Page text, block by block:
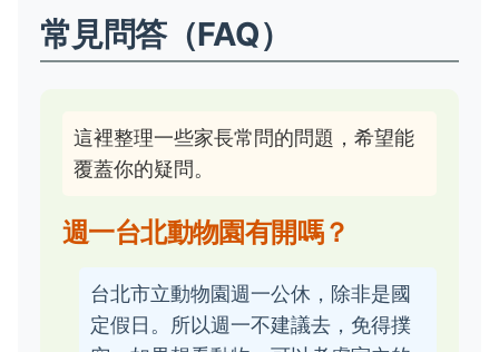
常見問答（FAQ）
這裡整理一些家長常問的問題，希望能
覆蓋你的疑問。
週一台北動物園有開嗎？
台北市立動物園週一公休，除非是國
定假日。所以週一不建議去，免得撲